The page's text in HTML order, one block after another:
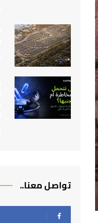
تواصل معنا..